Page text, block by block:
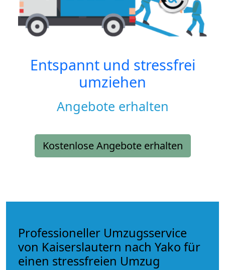
Entspannt und stressfrei
umziehen
Angebote erhalten
Kostenlose Angebote erhalten
Professioneller Umzugsservice
von Kaiserslautern nach Yako für
einen stressfreien Umzug